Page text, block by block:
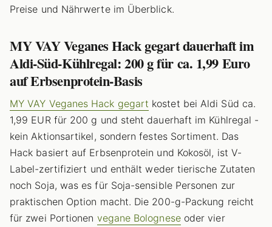
Preise und Nährwerte im Überblick.
MY VAY Veganes Hack gegart dauerhaft im
Aldi-Süd-Kühlregal: 200 g für ca. 1,99 Euro
auf Erbsenprotein-Basis
MY VAY Veganes Hack gegart kostet bei Aldi Süd ca.
1,99 EUR für 200 g und steht dauerhaft im Kühlregal -
kein Aktionsartikel, sondern festes Sortiment. Das
Hack basiert auf Erbsenprotein und Kokosöl, ist V-
Label-zertifiziert und enthält weder tierische Zutaten
noch Soja, was es für Soja-sensible Personen zur
praktischen Option macht. Die 200-g-Packung reicht
für zwei Portionen vegane Bologneseoder vier